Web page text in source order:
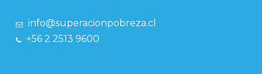
info@superacionpobreza.cl
+56 2 2513 9600